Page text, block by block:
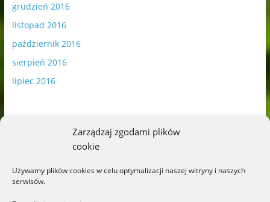
Zarządzaj zgodami plików
cookie
Używamy plików cookies w celu optymalizacji naszej witryny i naszych
serwisów.
grudzień 2016
listopad 2016
październik 2016
sierpień 2016
lipiec 2016